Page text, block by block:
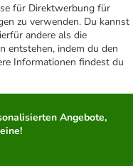
für Direktwerbung für
zu verwenden. Du kannst
andere als die
entstehen, indem du den
Informationen findest du
Angebote,